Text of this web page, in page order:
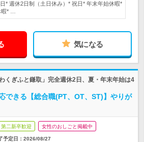
* 週休2日制（土日休み）* 祝日* 年末年始休暇*
* …
気になる
くぎふと鎌取」完全週休2日、夏・年末年始は4
できる【総合職(PT、OT、ST)】やりが
第二新卒歓迎 女性のおしごと掲載中
予定日： 2026/08/27